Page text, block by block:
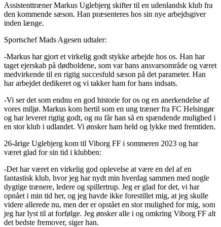
Assistenttræner Markus Uglebjerg skifter til en udenlandsk klub fra
den kommende sæson. Han præsenteres hos sin nye arbejdsgiver
inden længe.
Sportschef Mads Agesen udtaler:
-Markus har gjort et virkelig godt stykke arbejde hos os. Han har
taget ejerskab på dødboldene, som var hans ansvarsområde og været
medvirkende til en rigtig succesfuld sæson på det parameter. Han
har arbejdet dedikeret og vi takker ham for hans indsats.
-Vi ser det som endnu en god historie for os og en anerkendelse af
vores miljø. Markus kom hertil som en ung træner fra FC Helsingør
og har leveret rigtig godt, og nu får han så en spændende mulighed i
en stor klub i udlandet. Vi ønsker ham held og lykke med fremtiden.
26-årige Uglebjerg kom til Viborg FF i sommeren 2023 og har
været glad for sin tid i klubben:
-Det har været en virkelig god oplevelse at være en del af en
fantastisk klub, hvor jeg har nydt min hverdag sammen med nogle
dygtige trænere, ledere og spillertrup. Jeg er glad for det, vi har
opnået i min tid her, og jeg havde ikke forestillet mig, at jeg skulle
videre allerede nu, men der er opstået en stor mulighed for mig, som
jeg har lyst til at forfølge. Jeg ønsker alle i og omkring Viborg FF alt
det bedste fremover, siger han.